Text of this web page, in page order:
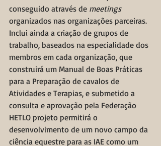
conseguido através de meetings
organizados nas organizações parceiras.
Inclui ainda a criação de grupos de
trabalho, baseados na especialidade dos
membros em cada organização, que
construirá um Manual de Boas Práticas
para a Preparação de cavalos de
Atividades e Terapias, e submetido a
consulta e aprovação pela Federação
HETI.O projeto permitirá o
desenvolvimento de um novo campo da
ciência equestre para as IAE como um